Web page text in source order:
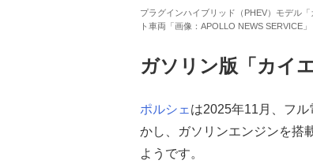
プラグインハイブリッド（PHEV）モデル
ト車両「画像：APOLLO NEWS SERVICE」
ガソリン版「カイ
ポルシェ は2025年11月、フル
かし、ガソリンエンジンを搭
ようです。